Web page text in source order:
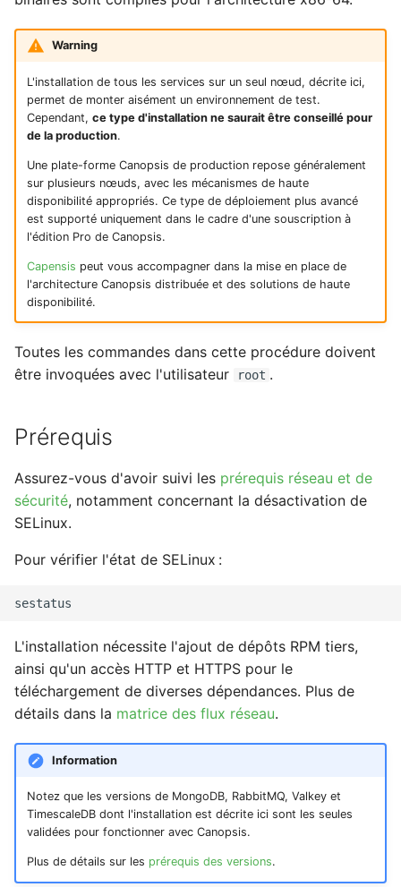
h
r
h
e
Méthodes
d'authentification avancées
OAUTH2, OPENID)
Modification du fichier de
canopsis.toml
Reconnexion automatique
des services et des
moteurs
Scripts externes
Variables d'environnement
Canopsis
bases de données
des bases de données
composants
intégré à Canopsis
Gestion fixtures
Moteur Corrélation
Service Recorder
Moteur FIFO
Service Import Context
Graph
Liste moteurs et services
Moteur REMEDIATION
Ouverture des ports
MongoDB
Configuration de
TimescaleDB
Configuration de
RabbitMQ
Démarrage de Valkey
Installation de Canopsis
Initialisation de Canopsis
Canopsis
Mises à jour
Gestion des logs
Rabbitmq webui
Supervision
Troubleshooting
evenement
Engine-pbehavior
Engine-webhook
Swagger community
Swagger pro
Acquittement vers
L'enrichissement
corrélation
Météo des Services
tiers
Personnalisation des
webhook dans le
suivant
Themes
Widgets
Menu administration
d'événements
Icônes
Alias d’informations
d’entités
Jetons d'authentification
Jobs
LLMs
Modèles de widget
Notifications
Planification
Rôles
Règles de déclaration de
tickets
Règles Méta Alarmes
Règles de résolution
Règles SNMP (pro)
Menu notifications
Premier acces
Remediation
Services
Templates go
neb2canopsis : module
(Event Broker)
Connecteur Nokia NSP
Connecteur PRTG
Connecteur prometheus
SNMP trap vers
Connecteur Zabbix vers
Canopsis (connector-
Warning
L'installation de tous les services sur un seul nœud, décrite ici,
permet de monter aisément un environnement de test.
Cependant, ce type d'installation ne saurait être conseillé pour
de la production.
Une plate-forme Canopsis de production repose généralement
sur plusieurs nœuds, avec les mécanismes de haute
disponibilité appropriés. Ce type de déploiement plus avancé
est supporté uniquement dans le cadre d'une souscription à
l'édition Pro de Canopsis.
Capensis peut vous accompagner dans la mise en place de
l'architecture Canopsis distribuée et des solutions de haute
disponibilité.
Toutes les commandes dans cette procédure doivent
être invoquées avec l'utilisateur
root .
Prérequis
Assurez-vous d'avoir suivi les prérequis réseau et de
sécurité, notamment concernant la désactivation de
SELinux.
Pour vérifier l'état de SELinux :
L'installation nécessite l'ajout de dépôts RPM tiers,
ainsi qu'un accès HTTP et HTTPS pour le
téléchargement de diverses dépendances. Plus de
détails dans la matrice des flux réseau.
Information
Notez que les versions de MongoDB, RabbitMQ, Valkey et
TimescaleDB dont l'installation est décrite ici sont les seules
validées pour fonctionner avec Canopsis.
Plus de détails sur les prérequis des versions.